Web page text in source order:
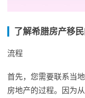
了解希腊房产移
流程
首先，您需要联系当
房地产的过程。因为